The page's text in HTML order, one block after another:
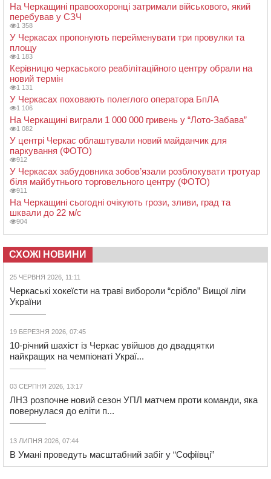
На Черкащині правоохоронці затримали військового, який
перебував у СЗЧ
1 358
У Черкасах пропонують перейменувати три провулки та
площу
1 183
Керівницю черкаського реабілітаційного центру обрали на
новий термін
1 131
У Черкасах поховають полеглого оператора БпЛА
1 106
На Черкащині виграли 1 000 000 гривень у “Лото-Забава”
1 082
У центрі Черкас облаштували новий майданчик для
паркування (ФОТО)
912
У Черкасах забудовника зобов’язали розблокувати тротуар
біля майбутнього торговельного центру (ФОТО)
911
На Черкащині сьогодні очікують грози, зливи, град та
шквали до 22 м/с
904
СХОЖІ НОВИНИ
25 ЧЕРВНЯ 2026, 11:11
Черкаські хокеїсти на траві вибороли “срібло” Вищої ліги
України
19 БЕРЕЗНЯ 2026, 07:45
10-річний шахіст із Черкас увійшов до двадцятки
найкращих на чемпіонаті Украї...
03 СЕРПНЯ 2026, 13:17
ЛНЗ розпочне новий сезон УПЛ матчем проти команди, яка
повернулася до еліти п...
13 ЛИПНЯ 2026, 07:44
В Умані проведуть масштабний забіг у “Софіївці”